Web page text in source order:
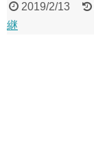
2019/2/13
継